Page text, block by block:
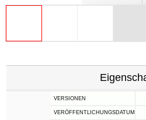
VERSIONEN
VERÖFFENTLICHUNGSDATUM